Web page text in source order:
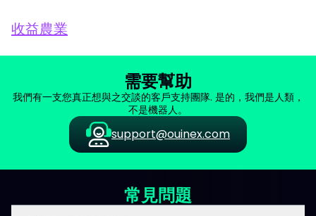
收益農業
需要幫助
我們有一支您真正想與之交談的客戶支持團隊. 是的，我們是人類，
不是機器人。
support@ouinex.com
常見問題